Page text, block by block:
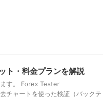
ト・料金プランを解説
す。 Forex Tester
チャートを使った検証（バックテ